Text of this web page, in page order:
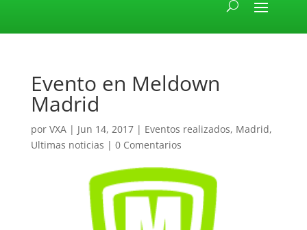
Evento en Meldown
Madrid
por VXA| Jun 14, 2017| Eventos realizados, Madrid,
Ultimas noticias | 0 Comentarios